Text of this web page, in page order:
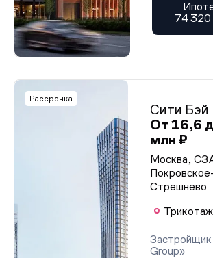
74
Рассрочка
Сити Бэй
От 16,6
млн ₽
Москва,
Стрешнево
Застройщик
Group»